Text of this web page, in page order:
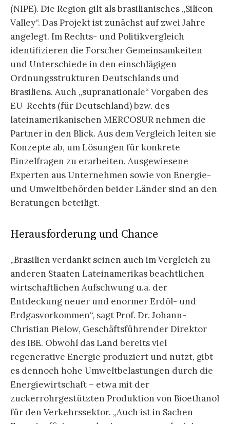
(NIPE). Die Region gilt als brasilianisches „Silicon
Valley“. Das Projekt ist zunächst auf zwei Jahre
angelegt. Im Rechts- und Politikvergleich
identifizieren die Forscher Gemeinsamkeiten
und Unterschiede in den einschlägigen
Ordnungsstrukturen Deutschlands und
Brasiliens. Auch „supranationale“ Vorgaben des
EU-Rechts (für Deutschland) bzw. des
lateinamerikanischen MERCOSUR nehmen die
Partner in den Blick. Aus dem Vergleich leiten sie
Konzepte ab, um Lösungen für konkrete
Einzelfragen zu erarbeiten. Ausgewiesene
Experten aus Unternehmen sowie von Energie-
und Umweltbehörden beider Länder sind an den
Beratungen beteiligt.
Herausforderung und Chance
„Brasilien verdankt seinen auch im Vergleich zu
anderen Staaten Lateinamerikas beachtlichen
wirtschaftlichen Aufschwung u.a. der
Entdeckung neuer und enormer Erdöl- und
Erdgasvorkommen“, sagt Prof. Dr. Johann-
Christian Pielow, Geschäftsführender Direktor
des IBE. Obwohl das Land bereits viel
regenerative Energie produziert und nutzt, gibt
es dennoch hohe Umweltbelastungen durch die
Energiewirtschaft – etwa mit der
zuckerrohrgestützten Produktion von Bioethanol
für den Verkehrssektor. „Auch ist in Sachen